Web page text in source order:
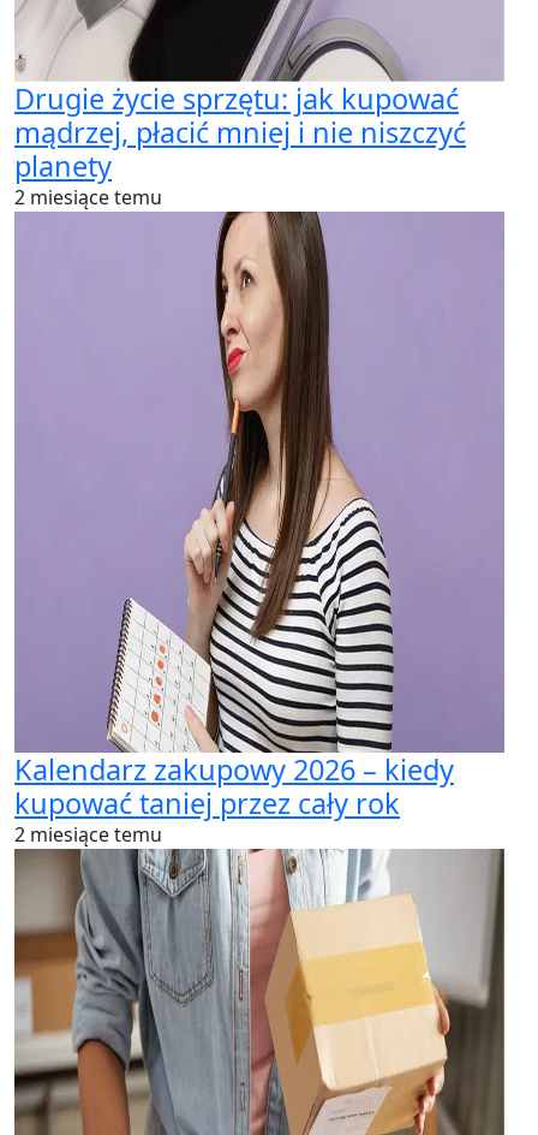
Drugie życie sprzętu: jak kupować
mądrzej, płacić mniej i nie niszczyć
planety
2 miesiące temu
Kalendarz zakupowy 2026 – kiedy
kupować taniej przez cały rok
2 miesiące temu